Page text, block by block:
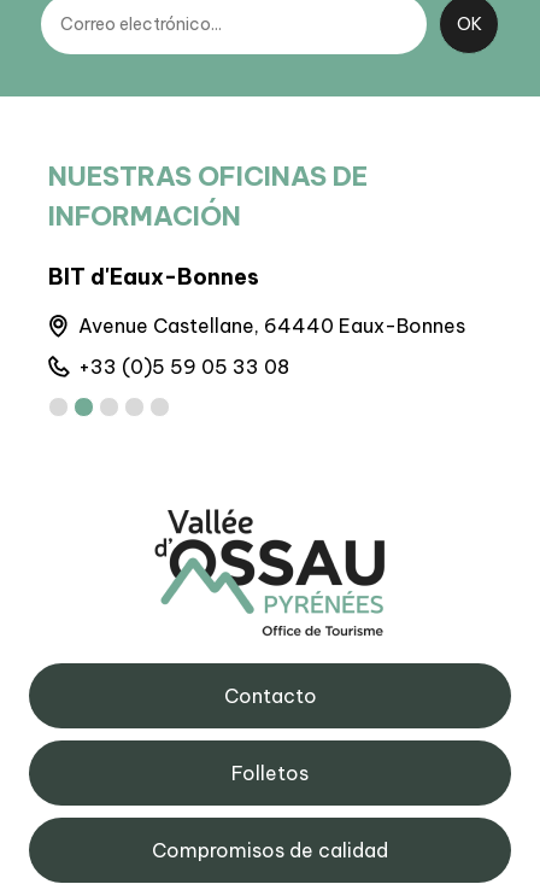
NUESTRAS OFICINAS DE
INFORMACIÓN
BIT d'Eaux-Bonnes
Avenue Castellane, 64440 Eaux-Bonnes
+33 (0)5 59 05 33 08
Contacto
Folletos
Compromisos de calidad